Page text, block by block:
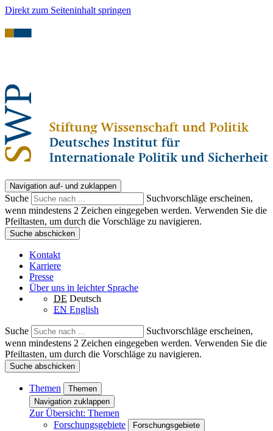
Direkt zum Seiteninhalt springen
Navigation auf- und zuklappen
Suche
Suchvorschläge erscheinen,
wenn mindestens 2 Zeichen eingegeben werden. Verwenden Sie die
Pfeiltasten, um durch die Vorschläge zu navigieren.
Suche abschicken
Kontakt
Karriere
Presse
Über uns in leichter Sprache
DE Deutsch
EN English
Suche
Suchvorschläge erscheinen,
wenn mindestens 2 Zeichen eingegeben werden. Verwenden Sie die
Pfeiltasten, um durch die Vorschläge zu navigieren.
Suche abschicken
Themen
Themen
Navigation zuklappen
Zur Übersicht: Themen
Forschungsgebiete
Forschungsgebiete